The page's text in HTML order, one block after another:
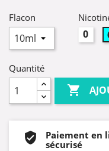
Flacon
0mg
Quantité

Paiement en
sécurisé